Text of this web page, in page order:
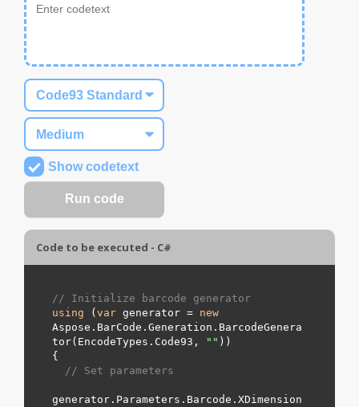
Show codetext
Code to be executed - C#
// Initialize barcode generator
using ( var generator = new
Aspose.BarCode.Generation.BarcodeGenera
tor(EncodeTypes. Code93 , " " ))
{
// Set parameters
generator.Parameters.Barcode.XDimension